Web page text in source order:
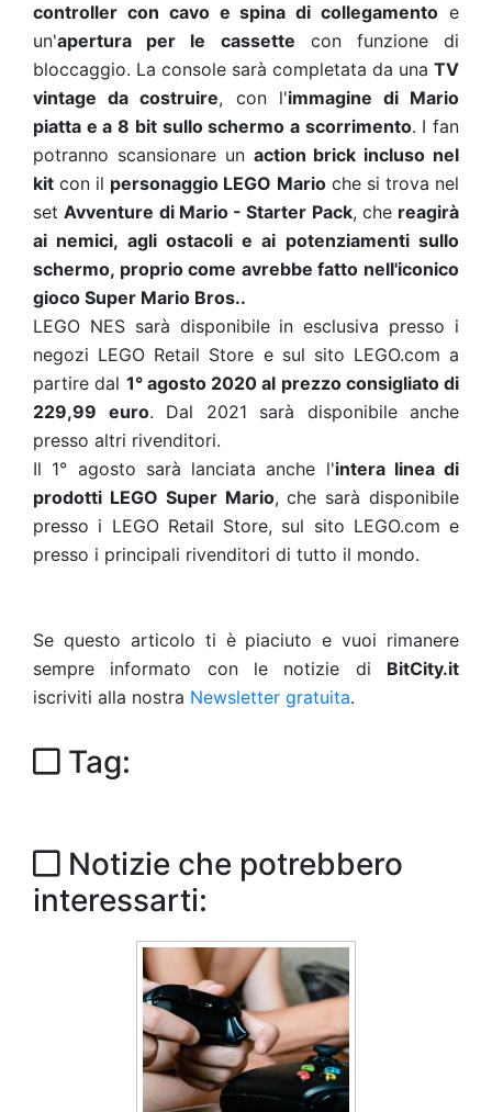
controller con cavo e spina di collegamento e
un'apertura per le cassette con funzione di
bloccaggio. La console sarà completata da una TV
vintage da costruire, con l'immagine di Mario
piatta e a 8 bit sullo schermo a scorrimento. I fan
potranno scansionare un action brick incluso nel
kit con il personaggio LEGO Marioche si trova nel
setAvventure di Mario - Starter Pack, che reagirà
ai nemici, agli ostacoli e ai potenziamenti sullo
schermo, proprio come avrebbe fatto nell'iconico
gioco Super Mario Bros..
LEGO NES sarà disponibile in esclusiva presso i
negozi LEGO Retail Store e sul sito LEGO.com a
partire dal 1° agosto 2020 al prezzo consigliato di
229,99 euro. Dal 2021 sarà disponibile anche
presso altri rivenditori.
Il 1° agosto sarà lanciata anche l'intera linea di
prodotti LEGO Super Mario, che sarà disponibile
presso i LEGO Retail Store, sul sito LEGO.com e
presso i principali rivenditori di tutto il mondo.
Se questo articolo ti è piaciuto e vuoi rimanere
sempre informato con le notizie di BitCity.it
iscriviti alla nostra Newsletter gratuita.
Tag:
Notizie che potrebbero
interessarti: